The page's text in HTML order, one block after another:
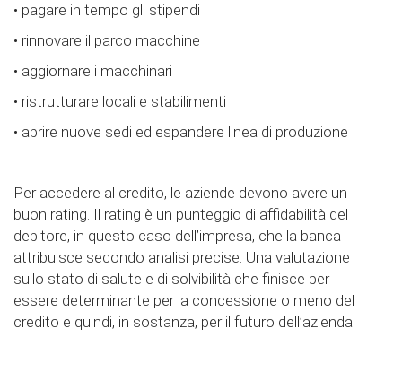
• pagare in tempo gli stipendi
• rinnovare il parco macchine
• aggiornare i macchinari
• ristrutturare locali e stabilimenti
• aprire nuove sedi ed espandere linea di produzione
Per accedere al credito, le aziende devono avere un
buon rating. Il rating è un punteggio di affidabilità del
debitore, in questo caso dell’impresa, che la banca
attribuisce secondo analisi precise. Una valutazione
sullo stato di salute e di solvibilità che finisce per
essere determinante per la concessione o meno del
credito e quindi, in sostanza, per il futuro dell’azienda.